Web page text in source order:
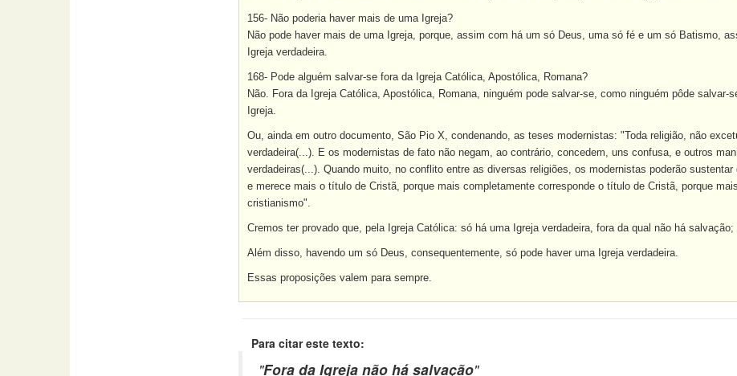
156- Não poderia haver mais de uma Igreja?
Não pode haver mais de uma Igreja, porque, assim com há um só Deus, uma só fé e um só Batismo,
Igreja verdadeira.
168- Pode alguém salvar-se fora da Igreja Católica, Apostólica, Romana?
Não. Fora da Igreja Católica, Apostólica, Romana, ninguém pode salvar-se, como ninguém pôde
Igreja.
Ou, ainda em outro documento, São Pio X, condenando, as teses modernistas: "Toda religião, não
verdadeira(...). E os modernistas de fato não negam, ao contrário, concedem, uns confusa, e outros
verdadeiras(...). Quando muito, no conflito entre as diversas religiões, os modernistas poderão
e merece mais o título de Cristã, porque mais completamente corresponde o título de Cristã, porque
cristianismo".
Cremos ter provado que, pela Igreja Católica: só há uma Igreja verdadeira, fora da qual não há salvação;
Além disso, havendo um só Deus, consequentemente, só pode haver uma Igreja verdadeira.
Essas proposições valem para sempre.
Para citar este texto:
"Fora da Igreja não há salvação"